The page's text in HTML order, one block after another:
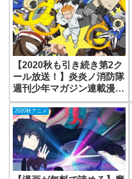
【2020秋も引き続き第2ク
ール放送！】炎炎ノ消防隊
週刊少年マガジン連載漫画
をアニメ化 2期放送決定 無
料で見られる動画配信サイ
トはある？
2020秋アニメ